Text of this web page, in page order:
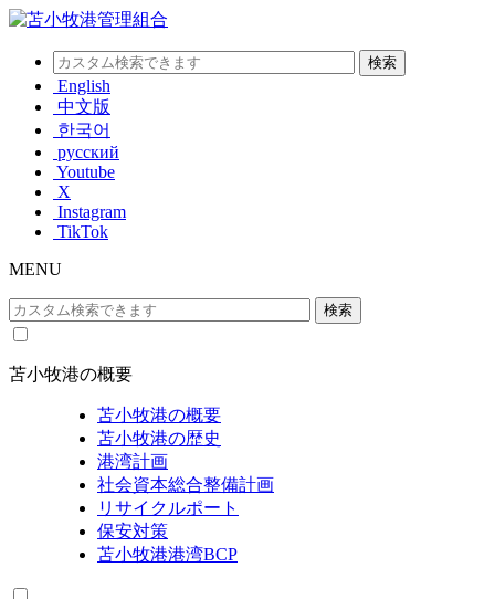
English
中文版
한국어
русский
Youtube
X
Instagram
TikTok
MENU
苫小牧港の概要
苫小牧港の概要
苫小牧港の歴史
港湾計画
社会資本総合整備計画
リサイクルポート
保安対策
苫小牧港港湾BCP